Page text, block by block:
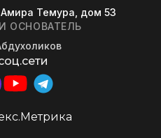
Темура, дом 53
ОСНОВАТЕЛЬ